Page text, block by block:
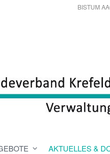
BISTUM
AKTUELLES &